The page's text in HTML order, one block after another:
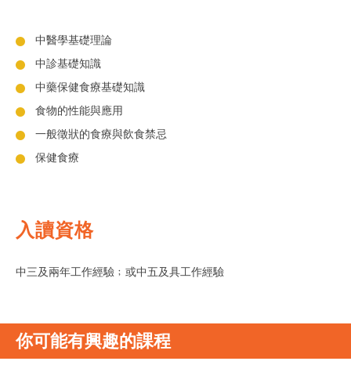
中醫學基礎理論
中診基礎知識
中藥保健食療基礎知識
食物的性能與應用
一般徵狀的食療與飲食禁忌
保健食療
入讀資格
中三及兩年工作經驗﹔或中五及具工作經驗
你可能有興趣的課程